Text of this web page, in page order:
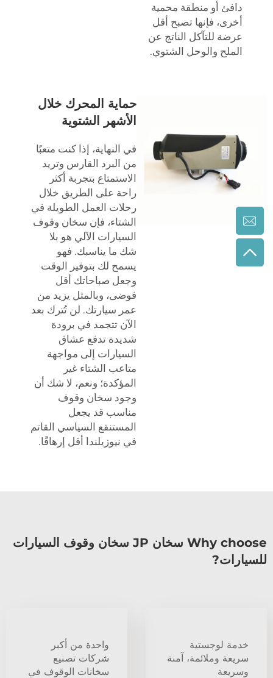
دافئ أو منطقة محمية
أخرى، فإنها تصبح أقل
عرضة للتآكل الناتج عن
الملح والوحل الشتوي.
حماية المحرك خلال
الأشهر الشتوية
في النهاية، إذا كنت متعبًا
من البرد القارس وتريد
الاستمتاع بتجربة أكثر
راحة على الطريق خلال
رحلات العمل الطويلة في
الشتاء، فإن سخان وقوف
السيارات الآلي هو بلا
شك ما يناسبك. فهو
يسمح لك بتوفير الوقت
وجعل صباحاتك أقل
فوضى، وبالمثل يزيد من
عمر سيارتك. لن تُترك بعد
الآن تتجمد في برودة
شديدة تدفع عشاق
السيارات إلى مواجهة
متاعب الشتاء غير
المؤكدة؛ ونعم، لا شك أن
وجود سخان وقوف
مناسب قد يجعل
المستنقع السياسي القاتم
في نيوزيلندا أقل إرهاقًا.
Why choose سخان JP سخان وقوف السيارات
للسيارات?
خدمة لوجستية
سريعة وملائمة، آمنة
وسريعة
واحدة من أكبر
شركات تصنيع
سخانات الوقوف في